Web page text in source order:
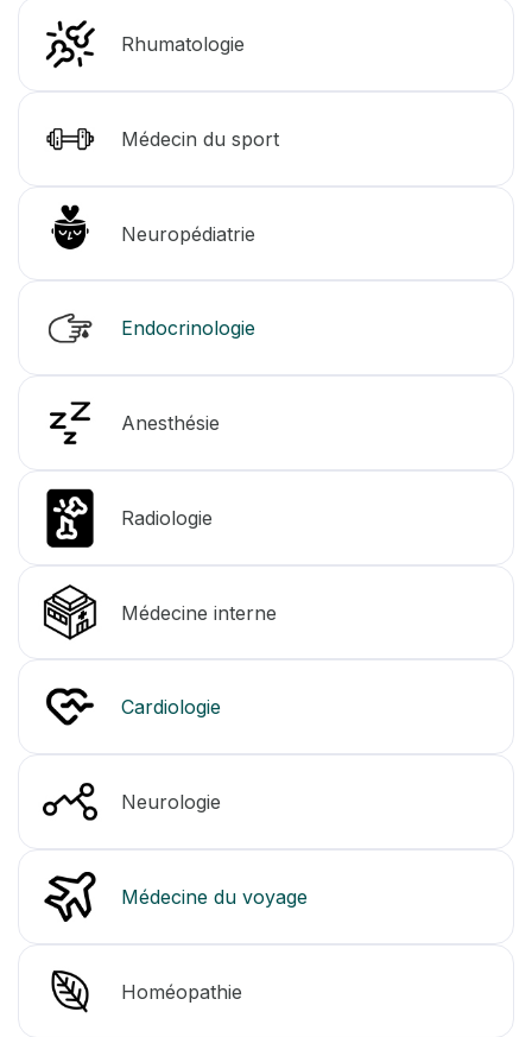
Rhumatologie
Médecin du sport
Neuropédiatrie
Endocrinologie
Anesthésie
Radiologie
Médecine interne
Cardiologie
Neurologie
Médecine du voyage
Homéopathie